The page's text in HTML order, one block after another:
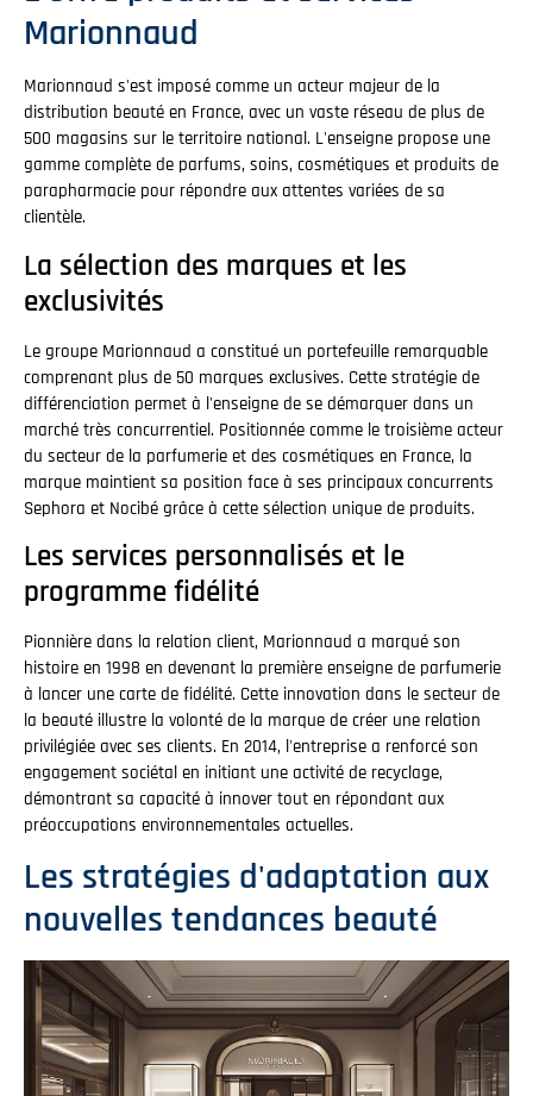
Marionnaud
Marionnaud s'est imposé comme un acteur majeur de la
distribution beauté en France, avec un vaste réseau de plus de
500 magasins sur le territoire national. L'enseigne propose une
gamme complète de parfums, soins, cosmétiques et produits de
parapharmacie pour répondre aux attentes variées de sa
clientèle.
La sélection des marques et les
exclusivités
Le groupe Marionnaud a constitué un portefeuille remarquable
comprenant plus de 50 marques exclusives. Cette stratégie de
différenciation permet à l'enseigne de se démarquer dans un
marché très concurrentiel. Positionnée comme le troisième acteur
du secteur de la parfumerie et des cosmétiques en France, la
marque maintient sa position face à ses principaux concurrents
Sephora et Nocibé grâce à cette sélection unique de produits.
Les services personnalisés et le
programme fidélité
Pionnière dans la relation client, Marionnaud a marqué son
histoire en 1998 en devenant la première enseigne de parfumerie
à lancer une carte de fidélité. Cette innovation dans le secteur de
la beauté illustre la volonté de la marque de créer une relation
privilégiée avec ses clients. En 2014, l'entreprise a renforcé son
engagement sociétal en initiant une activité de recyclage,
démontrant sa capacité à innover tout en répondant aux
préoccupations environnementales actuelles.
Les stratégies d'adaptation aux
nouvelles tendances beauté